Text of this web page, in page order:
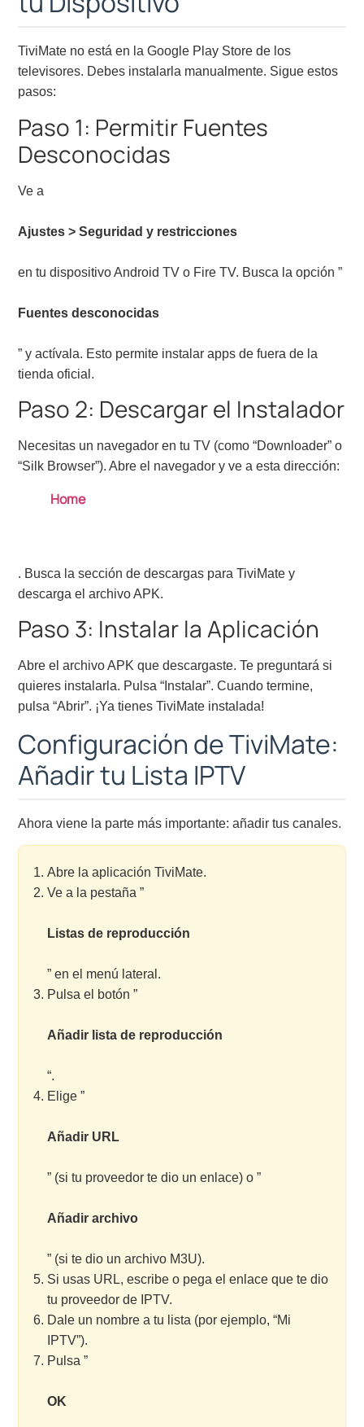
TiviMate no está en la Google Play Store de los
televisores. Debes instalarla manualmente. Sigue estos
pasos:
Paso 1: Permitir Fuentes
Desconocidas
Ve a
Ajustes > Seguridad y restricciones
en tu dispositivo Android TV o Fire TV. Busca la opción ”
Fuentes desconocidas
” y actívala. Esto permite instalar apps de fuera de la
tienda oficial.
Paso 2: Descargar el Instalador
Necesitas un navegador en tu TV (como “Downloader” o
“Silk Browser”). Abre el navegador y ve a esta dirección:
Home
. Busca la sección de descargas para TiviMate y
descarga el archivo APK.
Paso 3: Instalar la Aplicación
Abre el archivo APK que descargaste. Te preguntará si
quieres instalarla. Pulsa “Instalar”. Cuando termine,
pulsa “Abrir”. ¡Ya tienes TiviMate instalada!
Configuración de TiviMate:
Añadir tu Lista IPTV
Ahora viene la parte más importante: añadir tus canales.
Abre la aplicación TiviMate.
Ve a la pestaña ”
Listas de reproducción
” en el menú lateral.
Pulsa el botón ”
Añadir lista de reproducción
“.
Elige ”
Añadir URL
” (si tu proveedor te dio un enlace) o ”
Añadir archivo
” (si te dio un archivo M3U).
Si usas URL, escribe o pega el enlace que te dio
tu proveedor de IPTV.
Dale un nombre a tu lista (por ejemplo, “Mi
IPTV”).
Pulsa ”
OK